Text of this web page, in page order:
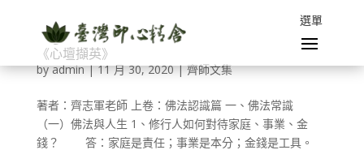
《心壇擷英》
byadmin|11 月 30, 2020|齊師文集
著者：齊志軍老師 上卷：佛法認識篇 一、佛法常識
（一）佛法與人生 1、修行人如何對待家庭、事業、金
錢？ 答：家庭是責任；事業是本分；金錢是工具。